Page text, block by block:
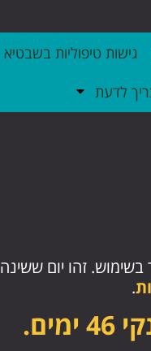
גישות טיפוליות בשבטיא
לדעת
זהו יום ששינה
.